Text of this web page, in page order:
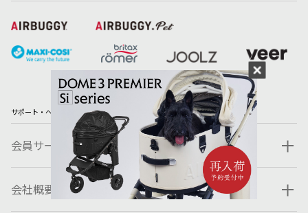
サポート・ヘルプ
会員サービス
会社概要・規約